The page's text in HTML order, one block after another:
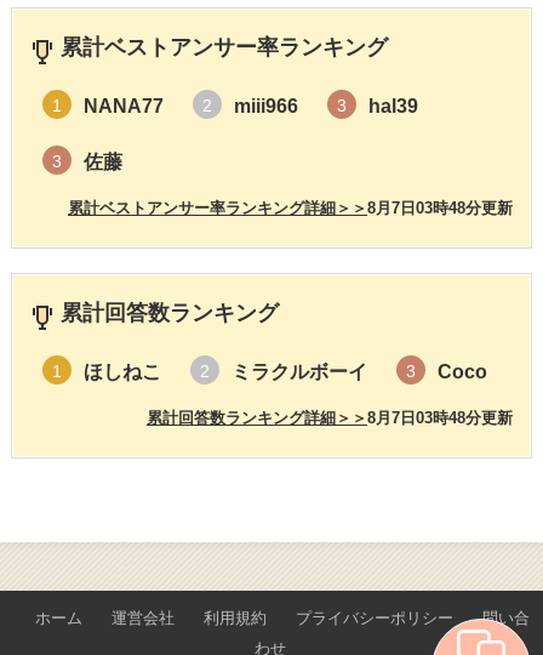
累計ベストアンサー率ランキング
1 NANA77 2 miii966 3 hal39
3 佐藤
8月7日03時48分更新
累計ベストアンサー率ランキング詳細＞＞
累計回答数ランキング
1 ほしねこ 2 ミラクルボーイ 3 Coco
8月7日03時48分更新
累計回答数ランキング詳細＞＞
ホーム 運営会社 利用規約 プライバシーポリシー
問い合
わせ